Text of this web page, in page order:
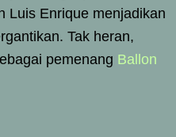
Luis Enrique menjadikan
Tak heran,
pemenang Ballon